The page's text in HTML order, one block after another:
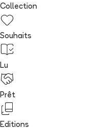
Collection
Souhaits
Lu
Prêt
Editions